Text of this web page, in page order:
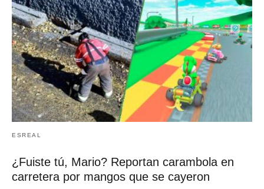
ESREAL
¿Fuiste tú, Mario? Reportan carambola en
carretera por mangos que se cayeron